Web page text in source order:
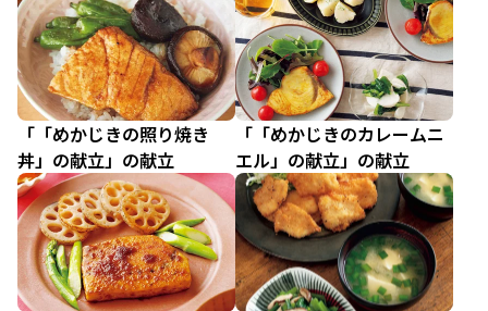
「「めかじきの照り焼き
丼」の献立」の献立
「「めかじきのカレームニ
エル」の献立」の献立